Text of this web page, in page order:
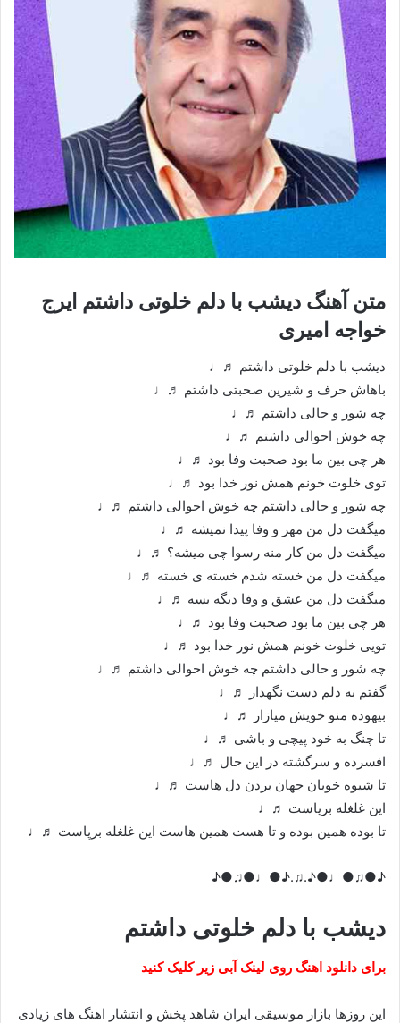
متن آهنگ دیشب با دلم خلوتی داشتم ایرج
خواجه امیری
دیشب با دلم خلوتی داشتم ♬♩
باهاش حرف و شیرین صحبتی داشتم ♬♩
چه شور و حالی داشتم ♬♩
چه خوش احوالی داشتم ♬♩
هر چی بین ما بود صحبت وفا بود ♬♩
توی خلوت خونم همش نور خدا بود ♬♩
چه شور و حالی داشتم چه خوش احوالی داشتم ♬♩
میگفت دل من مهر و وفا پیدا نمیشه ♬♩
میگفت دل من کار منه رسوا چی میشه؟ ♬♩
میگفت دل من خسته شدم خسته ی خسته ♬♩
میگفت دل من عشق و وفا دیگه بسه ♬♩
هر چی بین ما بود صحبت وفا بود ♬♩
تویی خلوت خونم همش نور خدا بود ♬♩
چه شور و حالی داشتم چه خوش احوالی داشتم ♬♩
گفتم به دلم دست نگهدار ♬♩
بیهوده منو خویش میازار ♬♩
تا چنگ به خود پیچی و باشی ♬♩
افسرده و سرگشته در این حال ♬♩
تا شیوه خوبان جهان بردن دل هاست ♬♩
این غلغله برپاست ♬♩
تا بوده همین بوده و تا هست همین هاست این غلغله برپاست ♬♩
♪●♫●♩●♪.♫.♪●♩●♫●♪
دیشب با دلم خلوتی داشتم
برای دانلود اهنگ روی لینک آبی زیر کلیک کنید
این روزها بازار موسیقی ایران شاهد پخش و انتشار اهنگ های زیادی